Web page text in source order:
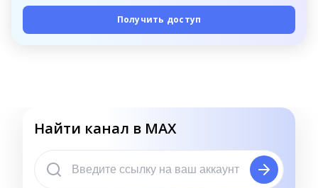
Получить доступ
Найти канал в MAX